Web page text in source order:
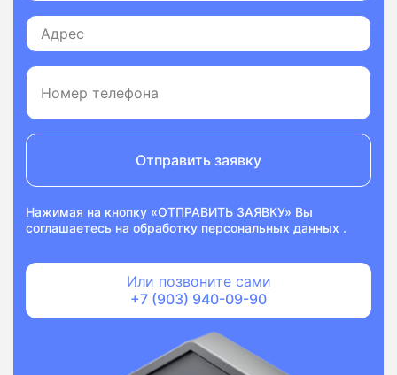
Отправить заявку
Нажимая на кнопку «ОТПРАВИТЬ ЗАЯВКУ» Вы
соглашаетесь на обработку персональных данных .
Или позвоните сами
+7 (903) 940-09-90